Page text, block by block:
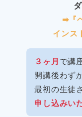
➡︎『
インス
３ヶ月 で講
開講後わず
最初の生徒
申し込みい